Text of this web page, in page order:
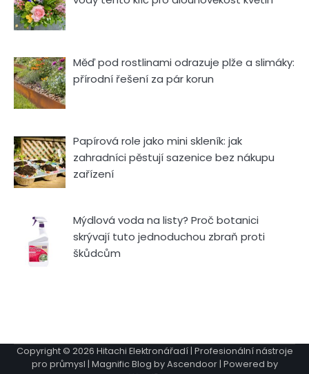
Měď pod rostlinami odrazuje plže a slimáky:
přírodní řešení za pár korun
Papírová role jako mini skleník: jak
zahradníci pěstují sazenice bez nákupu
zařízení
Mýdlová voda na listy? Proč botanici
skrývají tuto jednoduchou zbraň proti
škůdcům
Copyright © 2026 Hitachi Elektronářadí | Profesionální nástroje
pro průmysl | Magnific Blog byAscendoor| Powered by